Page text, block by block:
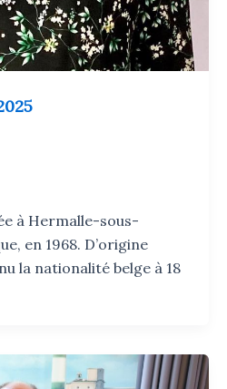
à Hermalle-sous-
en 1968. D’origine
la nationalité belge à 18